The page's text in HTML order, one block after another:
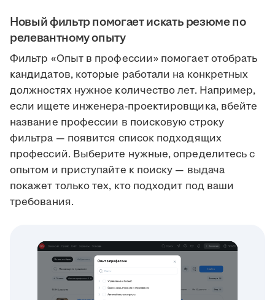
Новый фильтр помогает искать резюме по
релевантному опыту
Фильтр «Опыт в профессии» помогает отобрать
кандидатов, которые работали на конкретных
должностях нужное количество лет. Например,
если ищете инженера-проектировщика, вбейте
название профессии в поисковую строку
фильтра — появится список подходящих
профессий. Выберите нужные, определитесь с
опытом и приступайте к поиску — выдача
покажет только тех, кто подходит под ваши
требования.